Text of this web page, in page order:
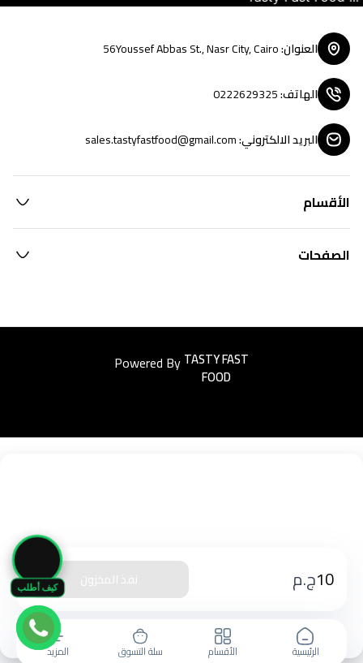
كيف أطلب 10ج.م نفذ المخزون
الرئيسية الأقسام سلة التسوق المزيد
العنوان:
56Youssef Abbas St., Nasr City, Cairo
الهاتف:
0222629325
البريد الالكتروني:
sales.tastyfastfood@gmail.com
الأقسام
الصفحات
Powered ByEasyorders